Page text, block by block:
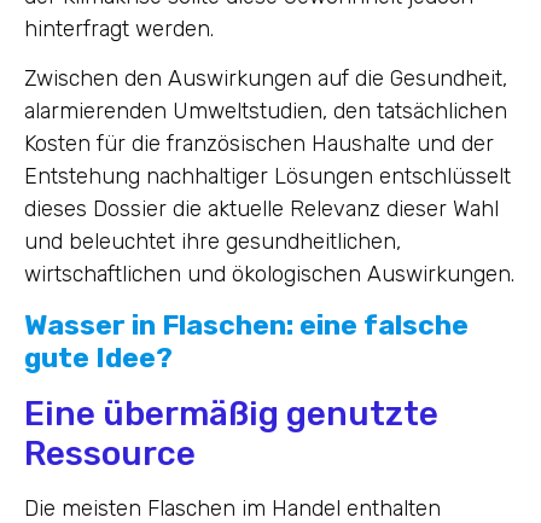
hinterfragt werden.
Zwischen den Auswirkungen auf die Gesundheit,
alarmierenden Umweltstudien, den tatsächlichen
Kosten für die französischen Haushalte und der
Entstehung nachhaltiger Lösungen entschlüsselt
dieses Dossier die aktuelle Relevanz dieser Wahl
und beleuchtet ihre gesundheitlichen,
wirtschaftlichen und ökologischen Auswirkungen.
Wasser in Flaschen: eine falsche
gute Idee?
Eine übermäßig genutzte
Ressource
Die meisten Flaschen im Handel enthalten